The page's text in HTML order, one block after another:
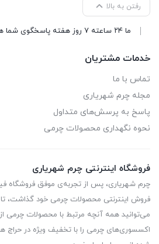
رفتن به بالا
ما ۲۴ ساعته ۷ روز هفته پاسخگوی شما هستیم.
خدمات مشتریان
تماس با ما
مجله چرم شهریاری
پاسخ به پرسش‌های متداول
نحوه نگهداری محصولات چرمی
فروشگاه اینترنتی چرم شهریاری
چرم شهریاری، پس از تجربه‌ی موفق فروشگاه
فروش اینترنتی محصولات چرمی خود گذاشت،
می‌توانید همه آنچه مرتبط با محصولات چرمی از
اکسسوری‌های چرمی را با تخفیف ویژه در